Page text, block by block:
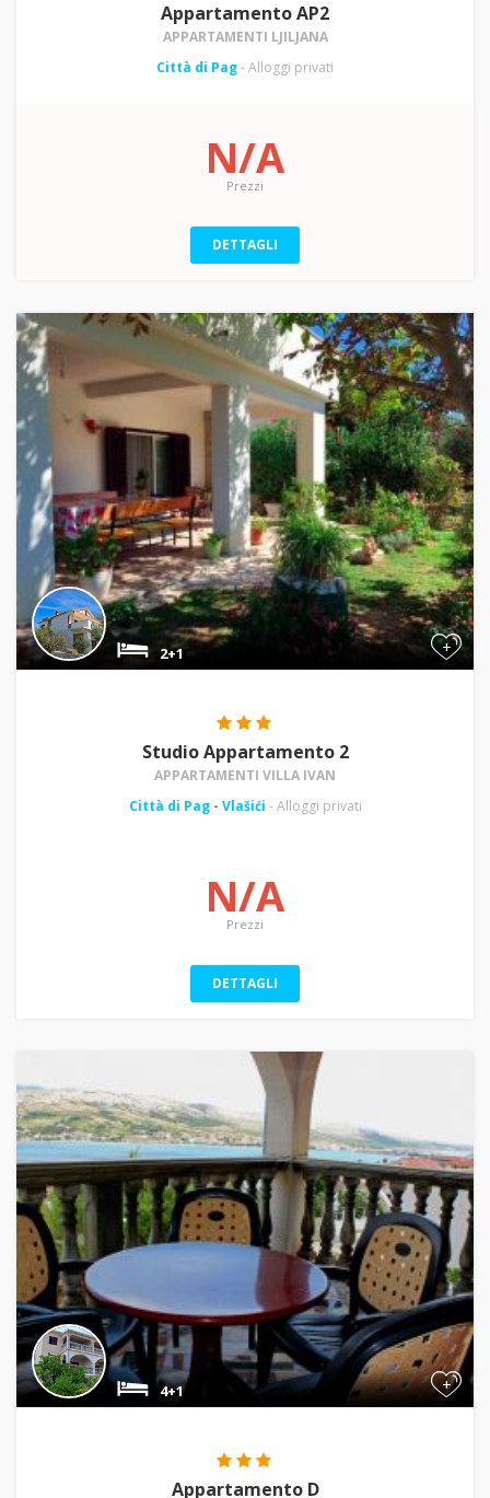
Appartamento AP2
APPARTAMENTI LJILJANA
Città di Pag- Alloggi privati
N/A
Prezzi
DETTAGLI
+
2+1
Studio Appartamento 2
APPARTAMENTI VILLA IVAN
Città di Pag - Vlašići - Alloggi privati
N/A
Prezzi
DETTAGLI
+
4+1
Appartamento D